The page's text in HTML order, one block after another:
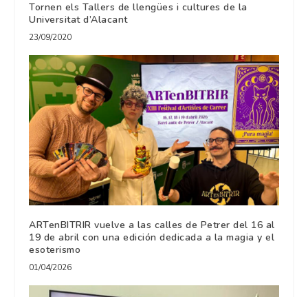
Tornen els Tallers de llengües i cultures de la
Universitat d’Alacant
23/09/2020
ARTenBITRIR vuelve a las calles de Petrer del 16 al
19 de abril con una edición dedicada a la magia y el
esoterismo
01/04/2026